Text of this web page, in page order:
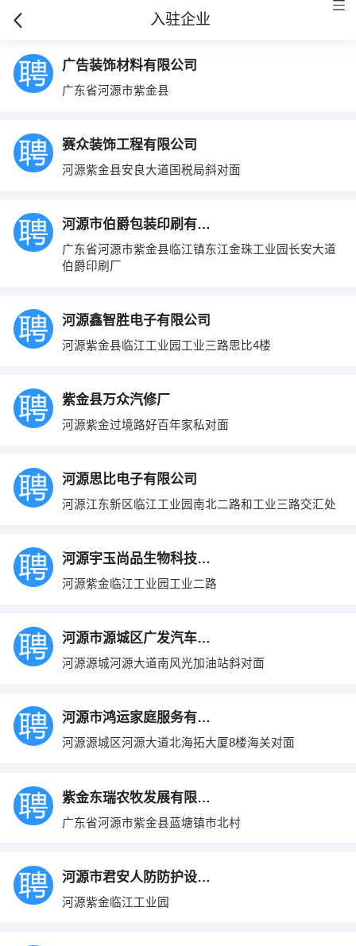
入驻企业
广告装饰材料有限公司
广东省河源市紫金县
赛众装饰工程有限公司
河源紫金县安良大道国税局斜对面
河源市伯爵包装印刷有限公司
广东省河源市紫金县临江镇东江金珠工业园长安大道
伯爵印刷厂
河源鑫智胜电子有限公司
河源紫金县临江工业园工业三路思比4楼
紫金县万众汽修厂
河源紫金过境路好百年家私对面
河源思比电子有限公司
河源江东新区临江工业园南北二路和工业三路交汇处
河源宇玉尚品生物科技有限公司
河源紫金临江工业园工业二路
河源市源城区广发汽车贸易有限公司
河源源城河源大道南风光加油站斜对面
河源市鸿运家庭服务有限公司
河源源城区河源大道北海拓大厦8楼海关对面
紫金东瑞农牧发展有限公司
广东省河源市紫金县蓝塘镇市北村
河源市君安人防防护设备有限公司
河源紫金临江工业园